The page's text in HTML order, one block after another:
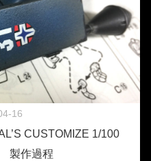
16
CUSTOMIZE 1/100
製作過程